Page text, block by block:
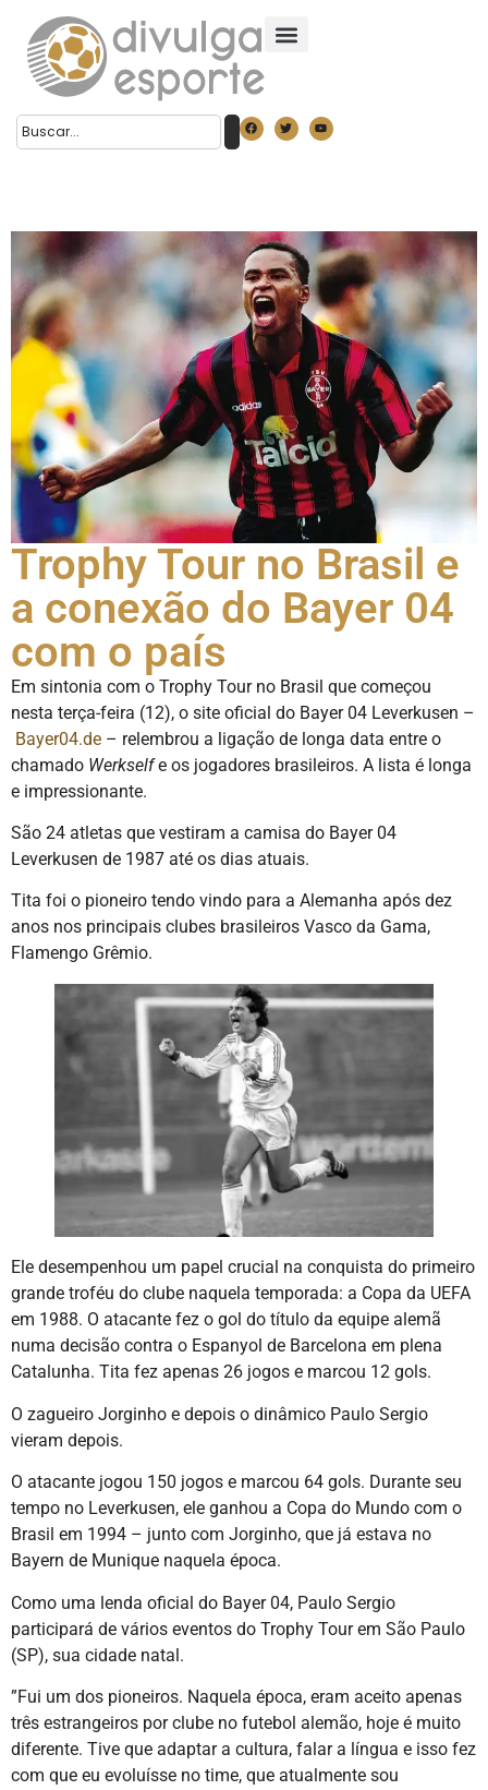
Trophy Tour no Brasil e
a conexão do Bayer 04
com o país
Em sintonia com o Trophy Tour no Brasil que começou
nesta terça-feira (12), o site oficial do Bayer 04 Leverkusen –
Bayer04.de – relembrou a ligação de longa data entre o
chamado Werkselfe os jogadores brasileiros. A lista é longa
e impressionante.
São 24 atletas que vestiram a camisa do Bayer 04
Leverkusen de 1987 até os dias atuais.
Tita foi o pioneiro tendo vindo para a Alemanha após dez
anos nos principais clubes brasileiros Vasco da Gama,
Flamengo Grêmio.
Ele desempenhou um papel crucial na conquista do primeiro
grande troféu do clube naquela temporada: a Copa da UEFA
em 1988. O atacante fez o gol do título da equipe alemã
numa decisão contra o Espanyol de Barcelona em plena
Catalunha. Tita fez apenas 26 jogos e marcou 12 gols.
O zagueiro Jorginho e depois o dinâmico Paulo Sergio
vieram depois.
O atacante jogou 150 jogos e marcou 64 gols. Durante seu
tempo no Leverkusen, ele ganhou a Copa do Mundo com o
Brasil em 1994 – junto com Jorginho, que já estava no
Bayern de Munique naquela época.
Como uma lenda oficial do Bayer 04, Paulo Sergio
participará de vários eventos do Trophy Tour em São Paulo
(SP), sua cidade natal.
”Fui um dos pioneiros. Naquela época, eram aceito apenas
três estrangeiros por clube no futebol alemão, hoje é muito
diferente. Tive que adaptar a cultura, falar a língua e isso fez
com que eu evoluísse no time, que atualmente sou